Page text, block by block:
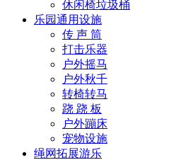
休闲椅垃圾桶
乐园通用设施
传 声 筒
打击乐器
户外摇马
户外秋千
转椅转马
跷 跷 板
户外蹦床
宠物设施
绳网拓展游乐